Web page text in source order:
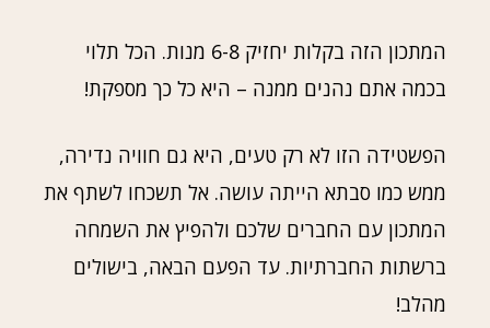
המתכון הזה בקלות יחזיק 6-8 מנות. הכל תלוי
בכמה אתם נהנים ממנה – היא כל כך מספקת!
הפשטידה הזו לא רק טעים, היא גם חוויה נדירה,
ממש כמו סבתא הייתה עושה. אל תשכחו לשתף את
המתכון עם החברים שלכם ולהפיץ את השמחה
ברשתות החברתיות. עד הפעם הבאה, בישולים
מהלב!